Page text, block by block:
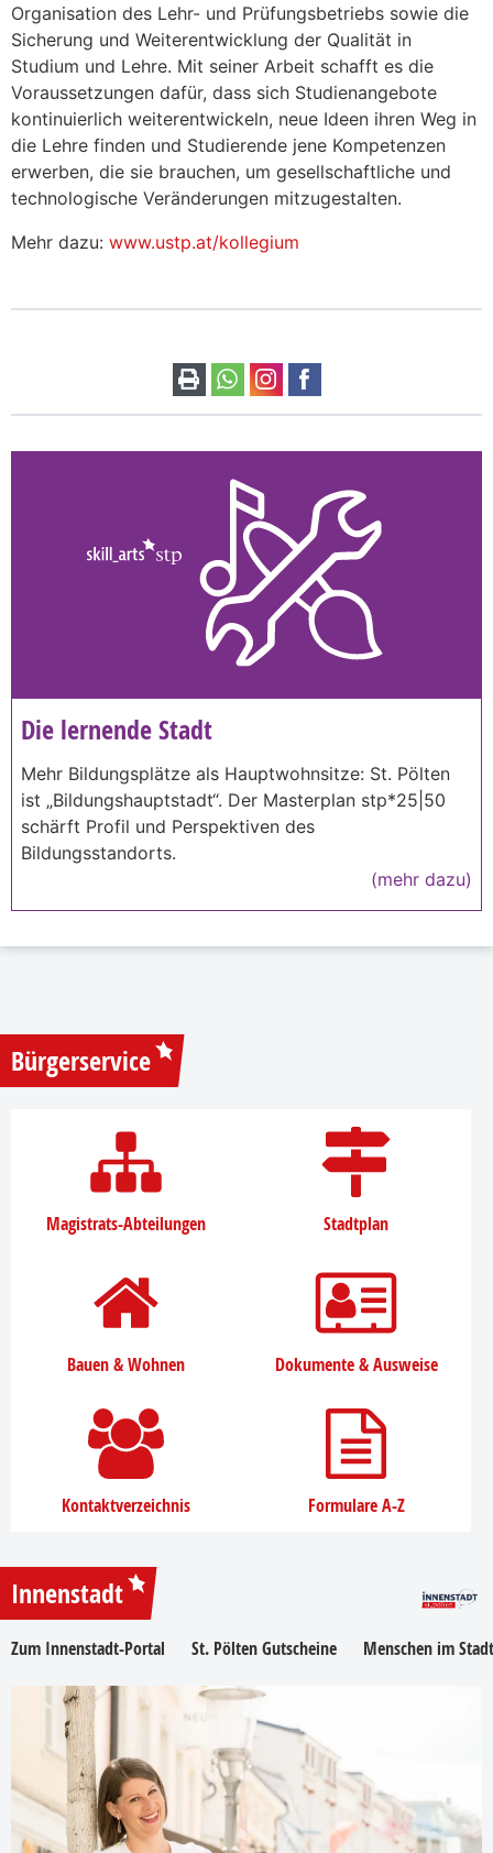
Organisation des Lehr- und Prüfungsbetriebs sowie die
Sicherung und Weiterentwicklung der Qualität in
Studium und Lehre. Mit seiner Arbeit schafft es die
Voraussetzungen dafür, dass sich Studienangebote
kontinuierlich weiterentwickeln, neue Ideen ihren Weg in
die Lehre finden und Studierende jene Kompetenzen
erwerben, die sie brauchen, um gesellschaftliche und
technologische Veränderungen mitzugestalten.
Mehr dazu: www.ustp.at/kollegium
Die lernende Stadt
Mehr Bildungsplätze als Hauptwohnsitze: St. Pölten
ist „Bildungshauptstadt“. Der Masterplan stp*25|50
schärft Profil und Perspektiven des
Bildungsstandorts.
(mehr dazu)
Bürgerservice
Magistrats-Abteilungen Stadtplan
Bauen & Wohnen Dokumente & Ausweise
Kontaktverzeichnis Formulare A-Z
Innenstadt
Zum Innenstadt-Portal St. Pölten Gutscheine Menschen im